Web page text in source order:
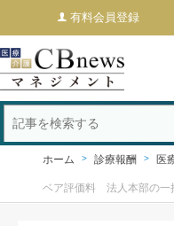
有料会員登録
ホーム 診療報酬 医
ベア評価料 法人本部の一